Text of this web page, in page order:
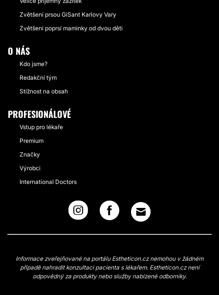
Zvětšení prsou GiSant Karlovy Vary
Zvětšení poprsí maminky od dvou děti
O NÁS
Kdo jsme?
Redakční tým
Stížnost na obsah
PROFESIONÁLOVÉ
Vstup pro lékaře
Premium
Značky
Výrobci
International Doctors
Informace zveřejňované na portálu Estheticon.cz nemohou v žádném
případě nahradit konzultaci pacienta s lékařem. Estheticon.cz není
odpovědný za produkty nebo služby nabízené odborníky.